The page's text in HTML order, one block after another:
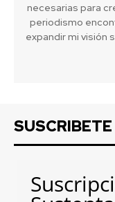
necesarias para
periodismo
expandir mi visión
SUSCRIBETE